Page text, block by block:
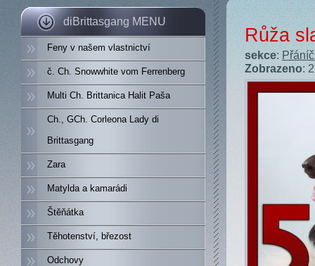
diBrittasgang MENU
Feny v našem vlastnictví
č. Ch. Snowwhite vom Ferrenberg
Multi Ch. Brittanica Halit Paša
Ch., GCh. Corleona Lady di
Brittasgang
Zara
Matylda a kamarádi
Štěňátka
Těhotenství, březost
Odchovy
Růža
sekce:
Zobrazeno: